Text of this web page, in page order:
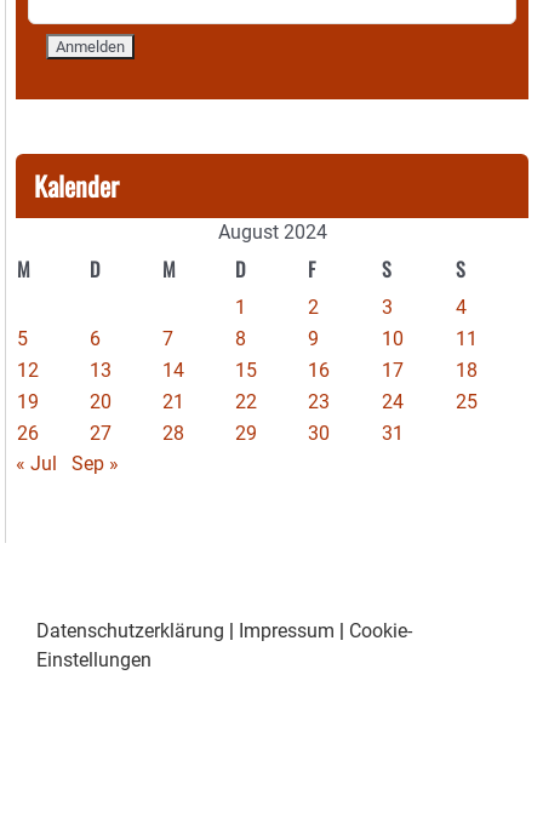
Kalender
August 2024
M D M D F S S
1 2 3
4
5
6 7 8 9 10
11
12
13 14 15 16 17
18
19
20 21 22 23 24
25
26
27 28 29 30
31
« Jul
Sep »
Datenschutzerklärung | Impressum | Cookie-
Einstellungen